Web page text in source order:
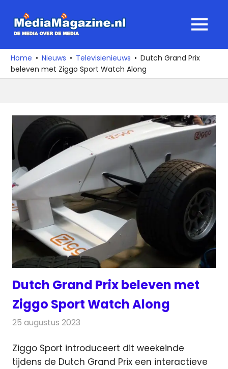
naar
media
over
de
MENU
Home Nieuws Televisienieuws
Dutch Grand Prix
beleven met Ziggo Sport Watch Along
Dutch Grand Prix beleven met
Ziggo Sport Watch Along
25 augustus 2023
Ziggo Sport introduceert dit weekeinde
tijdens de Dutch Grand Prix een interactieve